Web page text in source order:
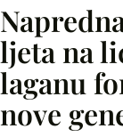
ljeta na
laganu
nove